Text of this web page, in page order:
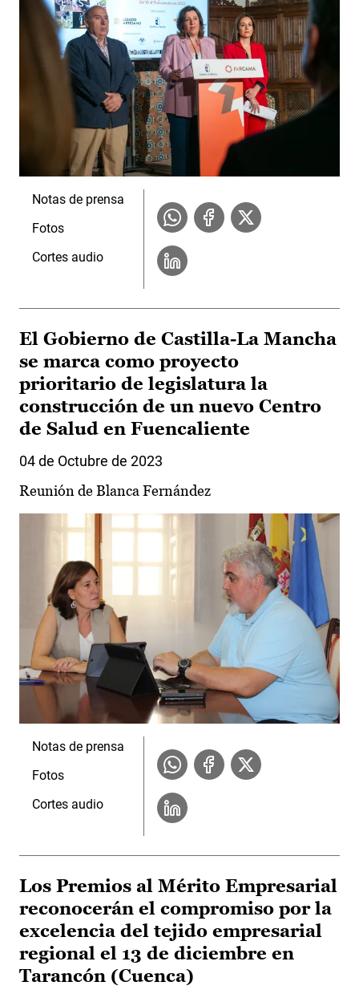
Notas de prensa
Fotos
Cortes audio
El Gobierno de Castilla-La Mancha
se marca como proyecto
prioritario de legislatura la
construcción de un nuevo Centro
de Salud en Fuencaliente
04 de Octubre de 2023
Reunión de Blanca Fernández
Notas de prensa
Fotos
Cortes audio
Los Premios al Mérito Empresarial
reconocerán el compromiso por la
excelencia del tejido empresarial
regional el 13 de diciembre en
Tarancón (Cuenca)